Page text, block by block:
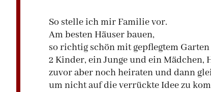
So stelle ich mir Familie vor.
Am besten Häuser bauen,
so richtig schön mit gepflegtem
2 Kinder, ein Junge und ein Mädchen,
zuvor aber noch heiraten und dann
um nicht auf die verrückte Idee zu